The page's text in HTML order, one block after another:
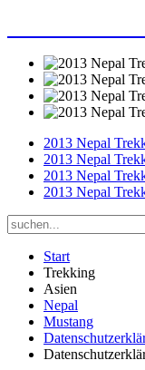
2013 Nepal
2013 Nepal
2013 Nepal
2013 Nepal
Start
Trekking
Asien
Nepal
Mustang